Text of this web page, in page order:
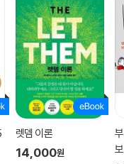
렛뎀 이론
14,000원